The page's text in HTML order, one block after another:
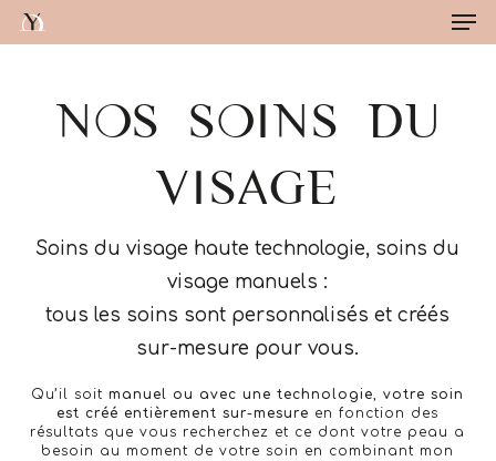
main
NOS SOINS DU
VISAGE
Soins du visage haute technologie, soins du
visage manuels :
tous les soins sont personnalisés et créés
sur-mesure pour vous.
Qu’il soitmanuel ou avec une technologie,votre soin
est créé entièrement sur-mesure en fonction des
résultats que vous recherchez et ce dont votre peau a
besoin au moment de votre soin en combinant mon